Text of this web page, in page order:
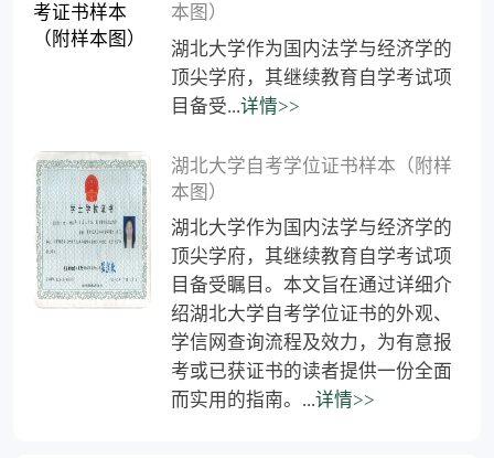
本图）
湖北大学作为国内法学与经济学的
顶尖学府，其继续教育自学考试项
目备受...详情>>
湖北大学自考学位证书样本（附样
本图）
湖北大学作为国内法学与经济学的
顶尖学府，其继续教育自学考试项
目备受瞩目。本文旨在通过详细介
绍湖北大学自考学位证书的外观、
学信网查询流程及效力，为有意报
考或已获证书的读者提供一份全面
而实用的指南。...详情>>